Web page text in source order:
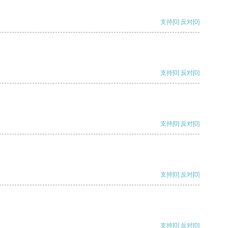
支持[0] 反对[0]
支持[0] 反对[0]
支持[0] 反对[0]
支持[0] 反对[0]
支持[0] 反对[0]